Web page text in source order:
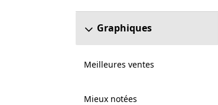
Graphiques
Meilleures ventes
Mieux notées